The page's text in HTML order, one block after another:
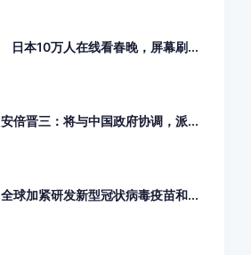
日本10万人在线看春晚，屏幕刷...
安倍晋三：将与中国政府协调，派...
全球加紧研发新型冠状病毒疫苗和...